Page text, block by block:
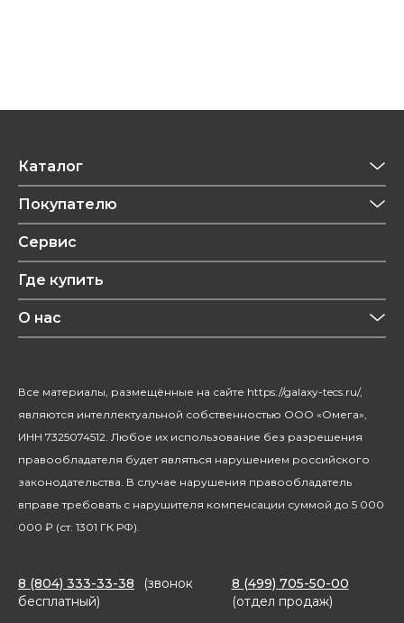
Каталог
Приготовление напитков
Техника для кухни
Уход за волосами
Красота и здоровье
Уход за домом
Посуда
Покупателю
Обзоры
Рецепты
Сервис
Где купить
О нас
Благотворительность
Все материалы, размещённые на сайте https://galaxy-tecs.ru/,
являются интеллектуальной собственностью ООО «Омега»,
ИНН 7325074512. Любое их использование без разрешения
правообладателя будет являться нарушением российского
законодательства. В случае нарушения правообладатель
вправе требовать с нарушителя компенсации суммой до 5 000
000 ₽ (ст. 1301 ГК РФ).
8 (804) 333-33-38
(звонок
бесплатный)
8 (499) 705-50-00
(отдел продаж)